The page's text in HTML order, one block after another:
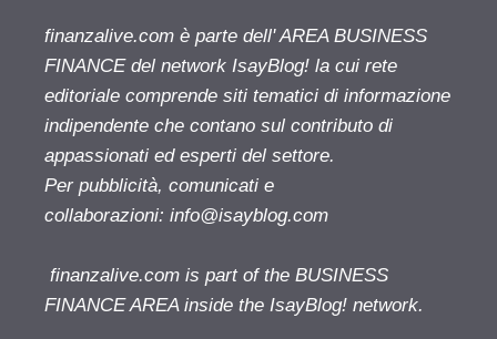
finanzalive.com è parte dell' AREA BUSINESS
FINANCE del network IsayBlog! la cui rete
editoriale comprende siti tematici di informazione
indipendente che contano sul contributo di
appassionati ed esperti del settore.
Per pubblicità, comunicati e
collaborazioni: info@isayblog.com
finanzalive.com is part of the BUSINESS
FINANCE AREA inside the IsayBlog! network.